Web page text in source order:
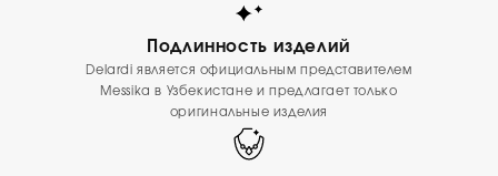
Подлинность изделий
Delardi является официальным представителем
Messika в Узбекистане и предлагает только
оригинальные изделия